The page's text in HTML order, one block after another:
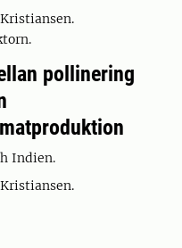
pollinering
Indien.